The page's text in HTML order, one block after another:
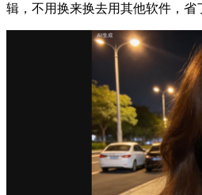
辑，不用换来换去用其他软件，省